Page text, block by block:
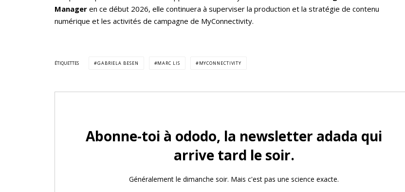
Manager en ce début 2026, elle continuera à superviser la production et la stratégie de contenu
numérique et les activités de campagne de MyConnectivity.
ÉTIQUETTES GABRIELA BESEN MARC LIS MYCONNECTIVITY